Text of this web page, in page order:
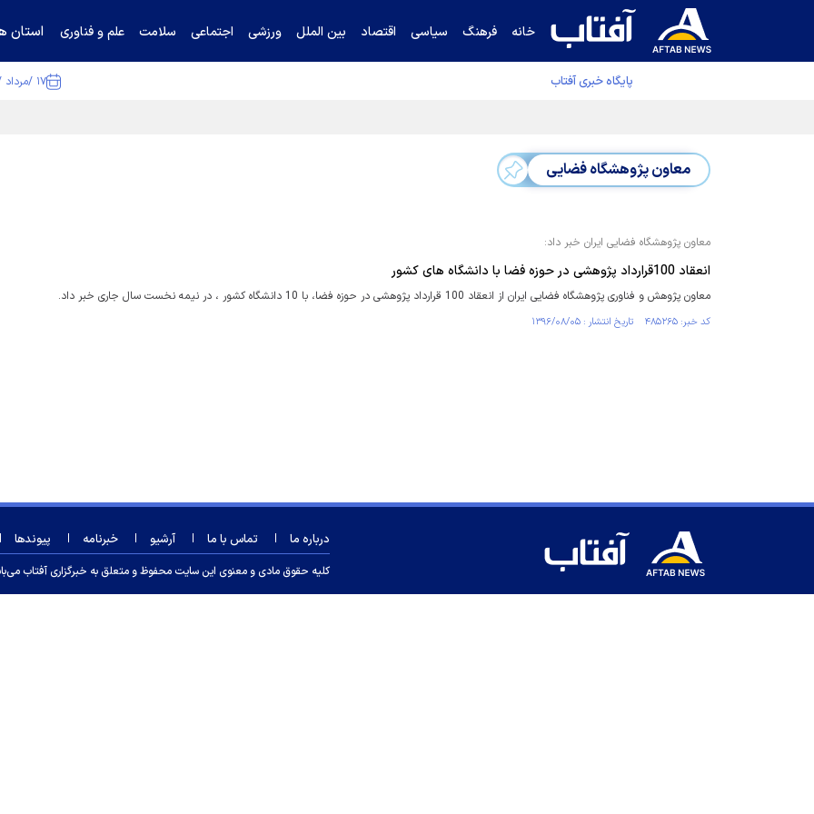
خانه فرهنگ سیاسی اقتصاد بین الملل ورزشی اجتماعی سلامت علم و فناوری استان
پایگاه خبری آفتاب ۱۷ /مرداد /۱۴۰۵
معاون پژوهشگاه فضایی
معاون پژوهشگاه فضایی ایران خبر داد:
انعقاد 100قرارداد پژوهشی در حوزه فضا با دانشگاه های کشور
معاون پژوهش و فناوری پژوهشگاه فضایی ایران از انعقاد 100 قرارداد پژوهشی در حوزه فضا، با 10 دانشگاه کشور ، در نیمه نخست سال جاری خبر داد.
کد خبر: ۴۸۵۲۶۵ تاریخ انتشار : ۱۳۹۶/۰۸/۰۵
درباره ما تماس با ما آرشیو خبرنامه پیوندها
کلیه حقوق مادی و معنوی این سایت محفوظ و متعلق به خبرگزاری آفتاب